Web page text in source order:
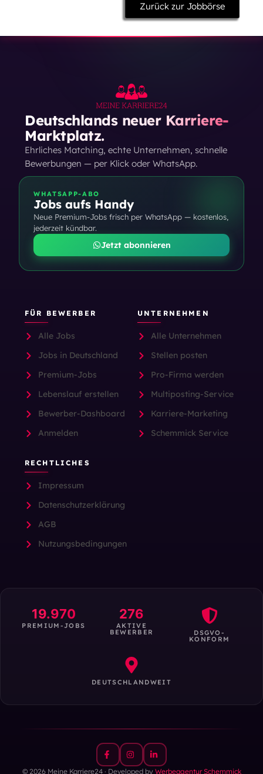
Zurück zur Jobbörse
Deutschlands neuer Karriere-
Marktplatz.
Ehrliches Matching, echte Unternehmen, schnelle
Bewerbungen — per Klick oder WhatsApp.
WHATSAPP-ABO
Jobs aufs Handy
Neue Premium-Jobs frisch per WhatsApp — kostenlos,
jederzeit kündbar.
Jetzt abonnieren
FÜR BEWERBER
Alle Jobs
Jobs in Deutschland
Premium-Jobs
Lebenslauf erstellen
Bewerber-Dashboard
Anmelden
UNTERNEHMEN
Alle Unternehmen
Stellen posten
Pro-Firma werden
Multiposting-Service
Karriere-Marketing
Schemmick Service
RECHTLICHES
Impressum
Datenschutzerklärung
AGB
Nutzungsbedingungen
19.970
PREMIUM-JOBS
276
AKTIVE
BEWERBER DSGVO-
KONFORM
DEUTSCHLANDWEIT
© 2026 Meine Karriere24 · Developed by Werbeagentur Schemmick